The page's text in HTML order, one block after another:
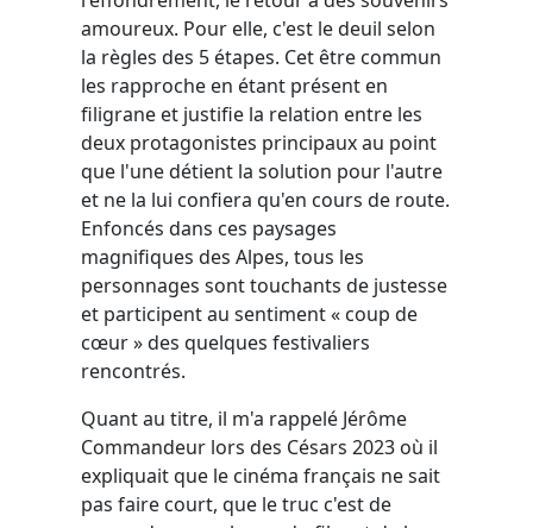
amoureux. Pour elle, c'est le deuil selon
la règles des 5 étapes. Cet être commun
les rapproche en étant présent en
filigrane et justifie la relation entre les
deux protagonistes principaux au point
que l'une détient la solution pour l'autre
et ne la lui confiera qu'en cours de route.
Enfoncés dans ces paysages
magnifiques des Alpes, tous les
personnages sont touchants de justesse
et participent au sentiment « coup de
cœur » des quelques festivaliers
rencontrés.
Quant au titre, il m'a rappelé Jérôme
Commandeur lors des Césars 2023 où il
expliquait que le cinéma français ne sait
pas faire court, que le truc c'est de